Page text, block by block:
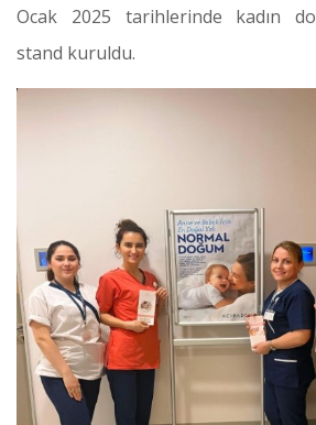
Ocak 2025 tarihlerinde kadın
stand kuruldu.